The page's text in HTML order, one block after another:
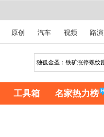
原创 汽车 视频 路演
工具箱 名家热力榜